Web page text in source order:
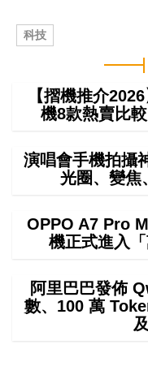
科技
【摺機推介
機8款熱賣比
演唱會手機拍攝
光圈、變焦
OPPO A7 Pro
機正式進入
阿里巴巴發佈
數、100 萬